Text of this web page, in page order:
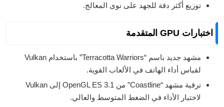
توزيع أكثر دقة للجهد على نوى المعالج.
اختبارات GPU المتقدمة
مشهد جديد باسم “Terracotta Warriors” باستخدام Vulkan
لقياس أداء الهاتف في الألعاب القوية.
ترقية مشهد “Coastline” من OpenGL ES 3.1 إلى Vulkan
لاختبار الأداء في الضغط المتوسط والعالي.